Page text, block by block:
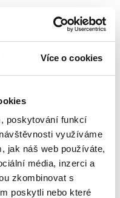
Více o cookies
poskytování funkcí
využíváme
jak náš web používáte,
média, inzerci a
zkombinovat s
poskytli nebo které